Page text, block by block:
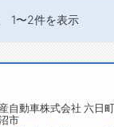
1〜2件を表示
自動車株式会社 六日
市